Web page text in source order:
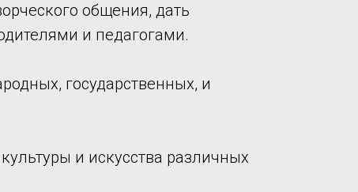
общения, дать
и педагогами.
государственных, и
и искусства различных